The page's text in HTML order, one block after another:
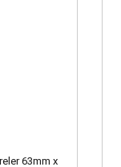
63mm x